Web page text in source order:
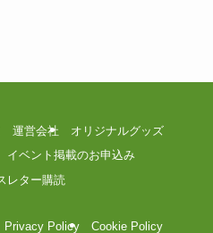
運営会社
オリジナルグッズ
イベント掲載のお申込み
レター購読
Privacy Policy Cookie Policy